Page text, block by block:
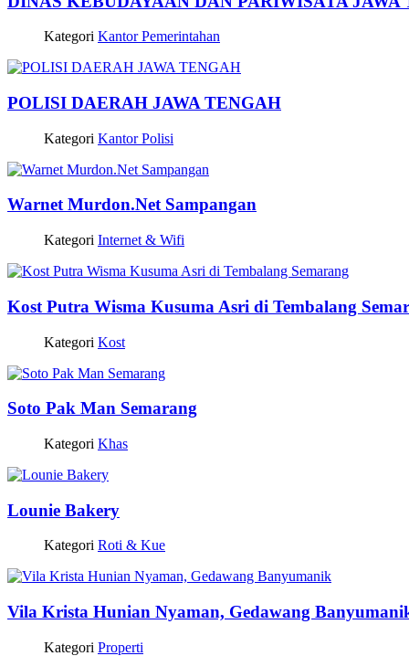
Kategori Kantor Pemerintahan
POLISI DAERAH JAWA TENGAH
Kategori Kantor Polisi
Warnet Murdon.Net Sampangan
Kategori Internet & Wifi
Kost Putra Wisma Kusuma Asri di Tembalang
Kategori Kost
Soto Pak Man Semarang
Kategori Khas
Lounie Bakery
Kategori Roti & Kue
Vila Krista Hunian Nyaman, Gedawang
Kategori Properti